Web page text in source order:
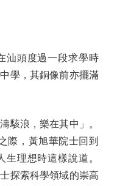
頭度過一段求學時
學，其銅像前亦擺滿
浪，樂在其中」。
際，黃旭華院士回到
理想時這樣說道。
探索科學領域的崇高